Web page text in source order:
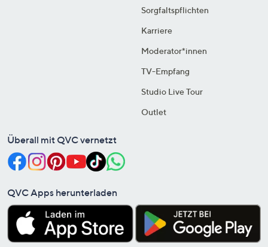
Sorgfaltspflichten
Karriere
Moderator*innen
TV-Empfang
Studio Live Tour
Outlet
Überall mit QVC vernetzt
QVC Apps herunterladen